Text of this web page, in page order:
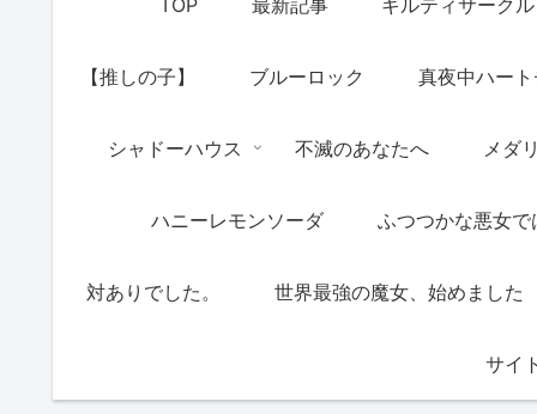
【推しの子】 ブルーロック 真夜中ハー
シャドーハウス 不滅のあなたへ メダ
ハニーレモンソーダ ふつつかな悪女
対ありでした。 世界最強の魔女、始めました
サイ